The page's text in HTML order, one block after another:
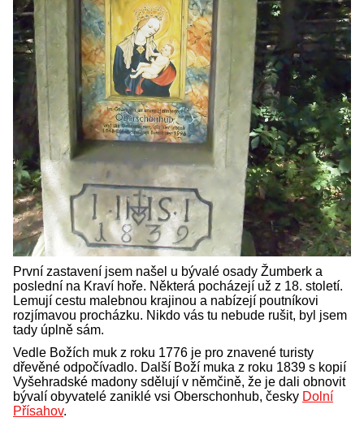
První zastavení jsem našel u bývalé osady Žumberk a
poslední na Kraví hoře. Některá pocházejí už z 18. století.
Lemují cestu malebnou krajinou a nabízejí poutníkovi
rozjímavou procházku. Nikdo vás tu nebude rušit, byl jsem
tady úplně sám.
Vedle Božích muk z roku 1776 je pro znavené turisty
dřevěné odpočívadlo. Další Boží muka z roku 1839 s kopií
Vyšehradské madony sdělují v němčině, že je dali obnovit
bývalí obyvatelé zaniklé vsi Oberschonhub, česky Dolní
Přísahov.